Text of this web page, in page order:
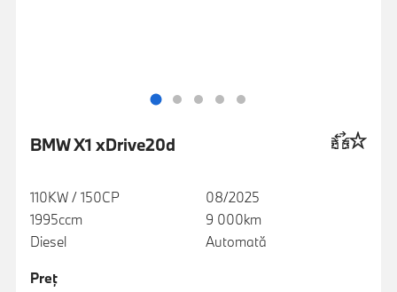
BMW X1 xDrive20d
110KW / 150CP
1995ccm
Diesel
08/2025
9 000km
Automată
Preţ